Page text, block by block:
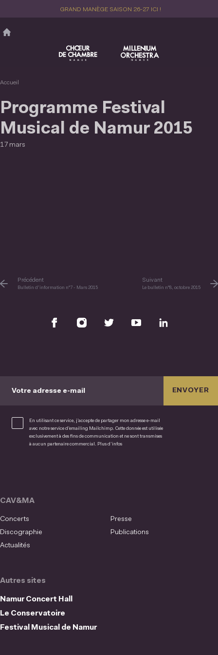
principal
GRAND MANÈGE SAISON 26-27 ICI !
Accueil
Programme Festival
Musical de Namur 2015
17 mars
Précédent
Bulletin d'information n°7 - Mars 2015
Suivant
Le bulletin n°8, octobre 2015
Votre adresse e-mail
En utilisant ce service, j’accepte de partager mon adresse e-mail
avec notre service d’emailing Mailchimp. Cette donnée est utilisée
exclusivement à des fins de communication et ne sont transmises
à aucun partenaire commercial. Plus d’infos
ENVOYER
Autres sites
Namur Concert Hall
Le Conservatoire
Festival Musical de Namur
CAV&MA
Concerts
Presse
Discographie
Publications
Actualités